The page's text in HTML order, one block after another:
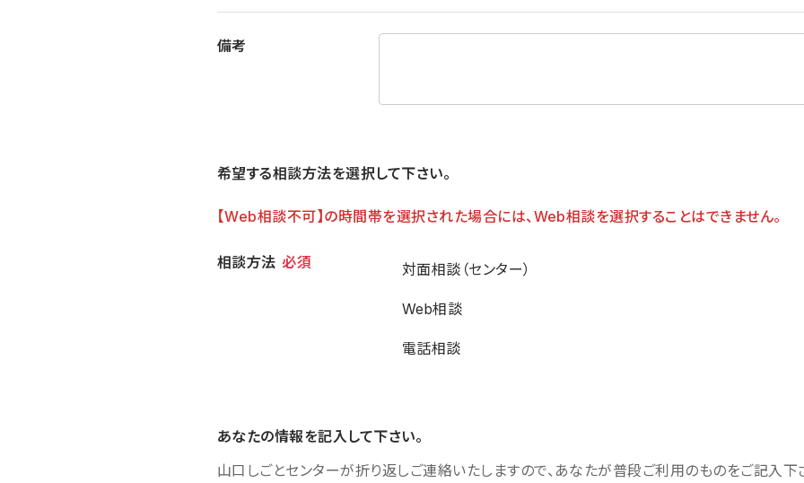
備考
希望する相談方法を選択して下さい。
【Web相談不可】の時間帯を選択された場合には、Web相談を選択することはできません。
相談方法 必須 対面相談（センター）
Web相談
電話相談
あなたの情報を記入して下さい。
山口しごとセンターが折り返しご連絡いたしますので、あなたが普段ご利用のものをご記入下